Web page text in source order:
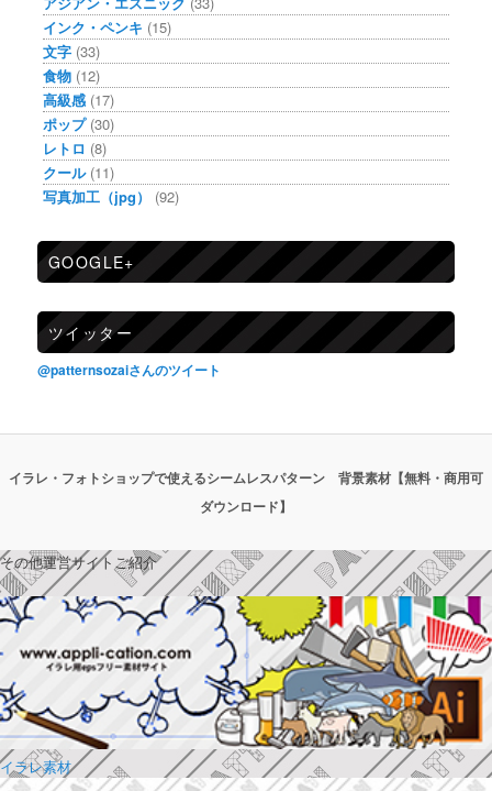
インク・ペンキ (15)
文字 (33)
食物 (12)
高級感 (17)
ポップ(30)
レトロ (8)
クール(11)
写真加工（jpg）
(92)
GOOGLE+
ツイッター
@patternsozaiさんのツイート
イラレ・フォトショップで使えるシームレスパターン 背景素材【無料・商用可
ダウンロード】
その他運営サイトご紹介
イラレ素材